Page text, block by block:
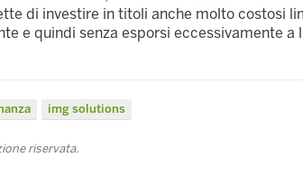
di investire in titoli anche molto costosi
e quindi senza esporsi eccessivamente a
img solutions
riservata.